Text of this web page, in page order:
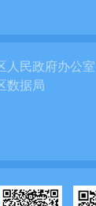
人民政府办公室
数据局